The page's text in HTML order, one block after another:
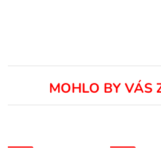
MOHLO BY VÁS